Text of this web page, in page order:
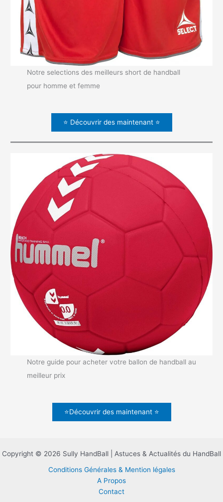
Notre selections des meilleurs short de handball
pour homme et femme
⭐ Découvrir des maintenant ⭐
Notre guide pour acheter votre ballon de handball au
meilleur prix
⭐Découvrir des maintenant ⭐
Copyright © 2026 Sully HandBall | Astuces & Actualités du HandBall
Conditions Générales & Mention légales
A Propos
Contact